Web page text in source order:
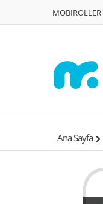
MOBIROLLER
Ana Sayfa